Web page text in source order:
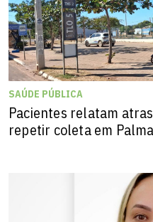
SAÚDE PÚBLICA
Pacientes relatam
repetir coleta em